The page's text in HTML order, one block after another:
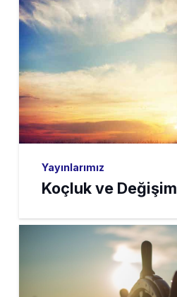
Yayınlarımız
Koçluk ve Değişim